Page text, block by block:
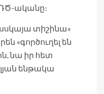
ականը։
տիշինա»
«գործուղել են
նա իր հետ
ենթակա